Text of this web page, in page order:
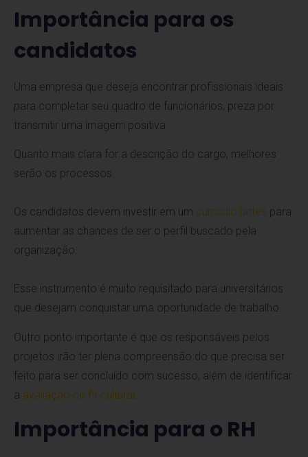
Importância para os
candidatos
Uma empresa que deseja encontrar profissionais ideais
para completar seu quadro de funcionários, preza por
transmitir uma imagem positiva.
Quanto mais clara for a descrição do cargo, melhores
serão os processos.
Os candidatos devem investir em um currículo lattes para
aumentar as chances de ser o perfil buscado pela
organização.
Esse instrumento é muito requisitado para universitários
que desejam conquistar uma oportunidade de trabalho.
Outro ponto importante é que os responsáveis pelos
projetos irão ter plena compreensão do que precisa ser
feito para ser concluído com sucesso, além de identificar
a avaliação de fit cultural
Importância para o RH